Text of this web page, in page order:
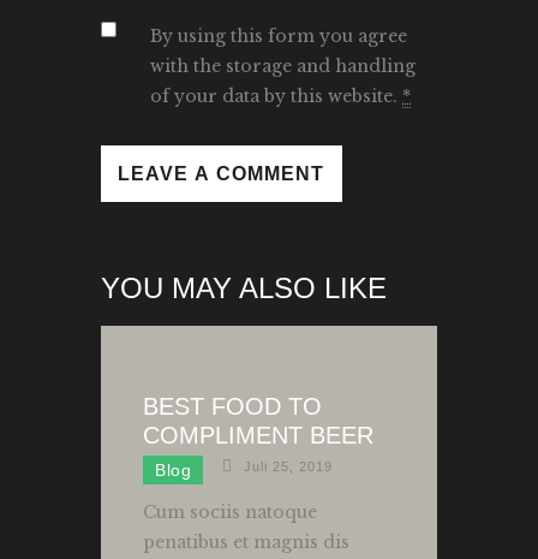
By using this form you agree
with the storage and handling
of your data by this website. *
YOU MAY ALSO LIKE
BEST FOOD TO
COMPLIMENT BEER
Blog Juli 25, 2019
Cum sociis natoque
penatibus et magnis dis